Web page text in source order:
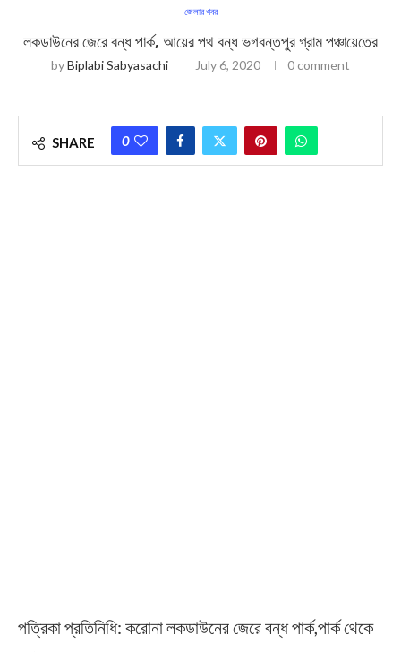
জেলার খবর
লকডাউনের জেরে বন্ধ পার্ক, আয়ের পথ বন্ধ ভগবন্তপুর গ্রাম পঞ্চায়েতের
byBiplabi Sabyasachi July 6, 2020 0 comment
SHARE 0
পত্রিকা প্রতিনিধি: করোনা লকডাউনের জেরে বন্ধ পার্ক,পার্ক থেকে